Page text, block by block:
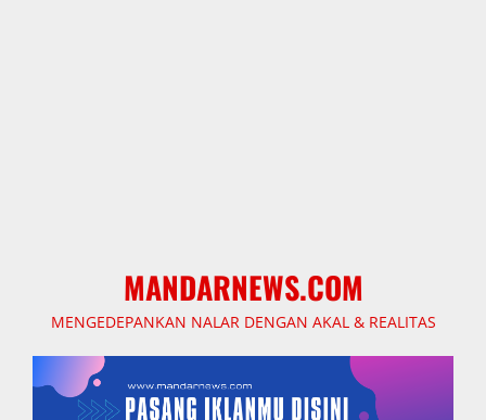
MANDARNEWS.COM
MENGEDEPANKAN NALAR DENGAN AKAL & REALITAS